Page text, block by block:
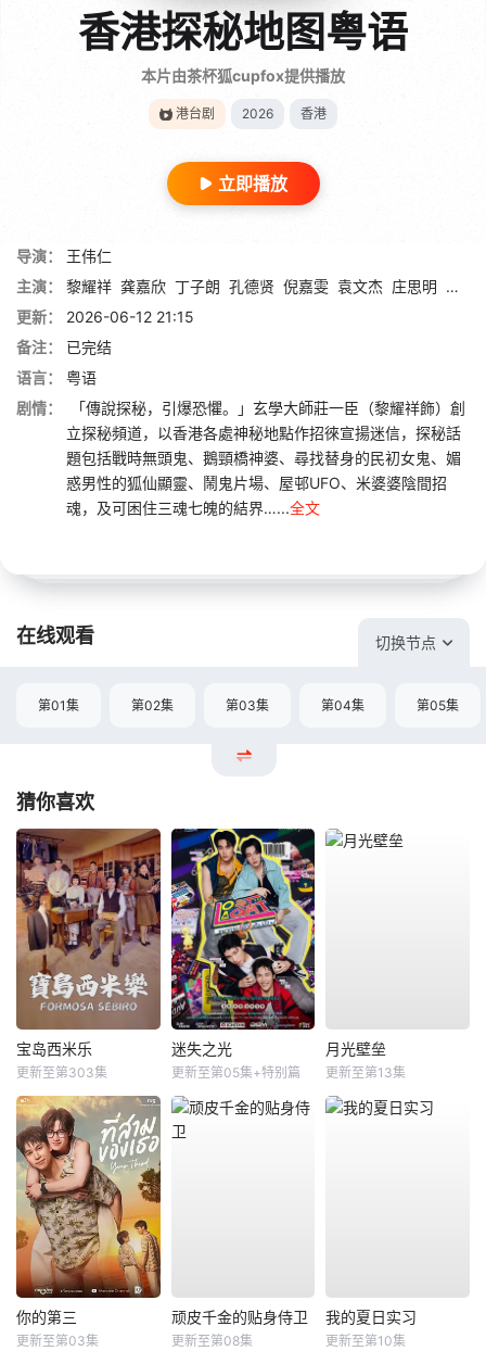
香港探秘地图粤语
本片由茶杯狐cupfox提供播放
港台剧 2026 香港
立即播放
导演：
王伟仁
主演：
黎耀祥 龚嘉欣 丁子朗 孔德贤 倪嘉雯 袁文杰 庄思明 蔡国
更新：
2026-06-12 21:15
备注：
已完结
语言：
粤语
剧情：
「傳說探秘，引爆恐懼。」玄學大師莊一臣（黎耀祥飾）創
立探秘頻道，以香港各處神秘地點作招徠宣揚迷信，探秘話
題包括戰時無頭鬼、鵝頸橋神婆、尋找替身的民初女鬼、媚
惑男性的狐仙顯靈、鬧鬼片場、屋邨UFO、米婆婆陰間招
魂，及可困住三魂七魄的結界…...全文
在线观看 切换节点
第01集 第02集 第03集 第04集 第05集
猜你喜欢
宝岛西米乐
更新至第303集
迷失之光
更新至第05集+特别篇
月光壁垒
更新至第13集
你的第三
更新至第03集
顽皮千金的贴身侍卫
更新至第08集
我的夏日实习
更新至第10集